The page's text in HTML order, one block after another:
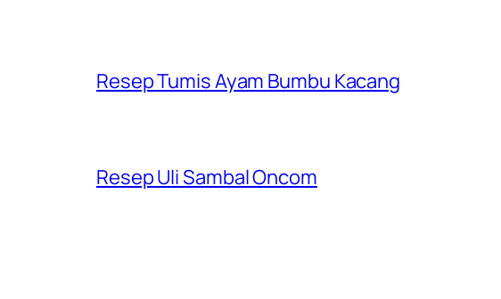
Resep Tumis Ayam Bumbu Kacang
Resep Uli Sambal Oncom